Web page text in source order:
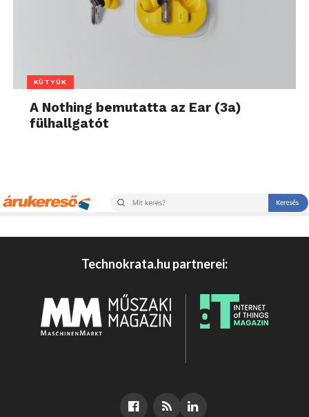
KÜTYÜK
A Nothing bemutatta az Ear (3a)
fülhallgatót
Technokrata.hu partnerei: